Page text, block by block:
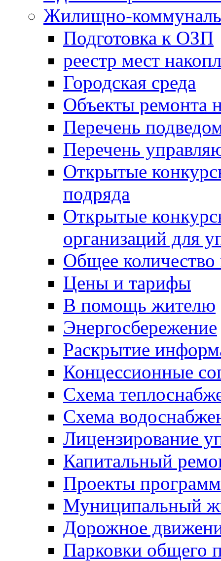
Жилищно-
Подготовка к ОЗП
реестр мест
Городская среда
Объекты ремонта
Перечень
Перечень
Открытые
подряда
Открытые
организаций для
Общее
Цены и тарифы
В помощь жителю
Энергосбережение
Раскрытие
Концессионные
Схема
Схема
Лицензирование
Капитальный
Проекты программ
Муниципальный
Дорожное
Парковки общего